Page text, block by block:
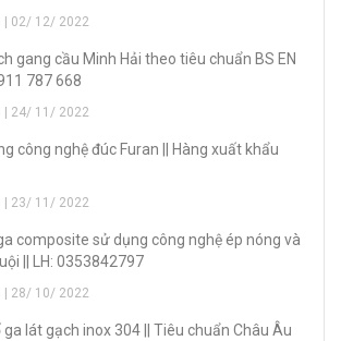
| 02/ 12/ 2022
gang cầu Minh Hải theo tiêu chuẩn BS EN
787 668
| 24/ 11/ 2022
công nghệ đúc Furan || Hàng xuất khẩu
| 23/ 11/ 2022
composite sử dụng công nghệ ép nóng và
|| LH: 0353842797
| 28/ 10/ 2022
lát gạch inox 304 || Tiêu chuẩn Châu Âu